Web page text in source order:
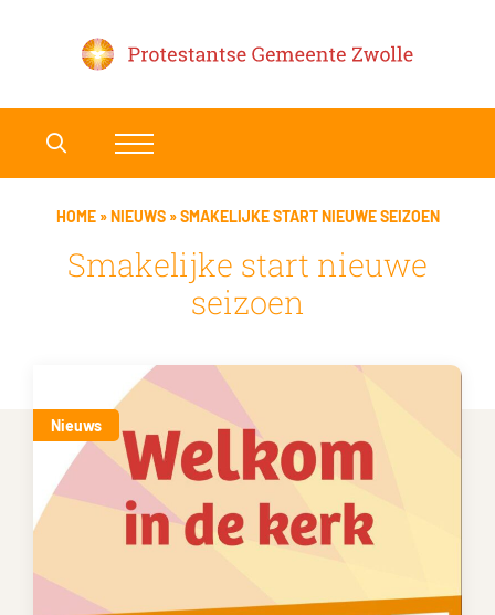
HOME»NIEUWS»SMAKELIJKE START NIEUWE SEIZOEN
Smakelijke start nieuwe
seizoen
Nieuws